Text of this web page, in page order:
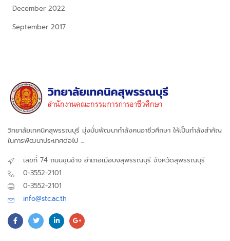
December 2022
September 2017
วิทยาลัยเทคนิคสุพรรณบุรี มุ่งมั่นพัฒนากำลังคนอาชีวศึกษา ให้เป็นกำลังสำคัญ
ในการพัฒนาประเทศต่อไป ...
เลขที่ 74 ถนนขุนช้าง อำเภอเมือบงสุพรรณบุรี จังหวัดสุพรรณบุรี
0-3552-2101
0-3552-2101
info@stc.ac.th